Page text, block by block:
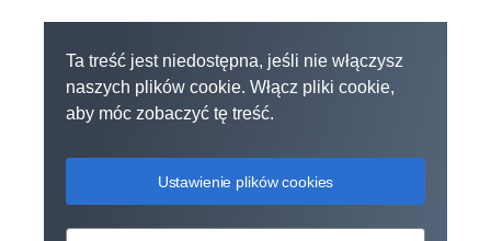
Ta treść jest niedostępna, jeśli nie włączysz
naszych plików cookie. Włącz pliki cookie,
aby móc zobaczyć tę treść.
Ustawienie plików cookies